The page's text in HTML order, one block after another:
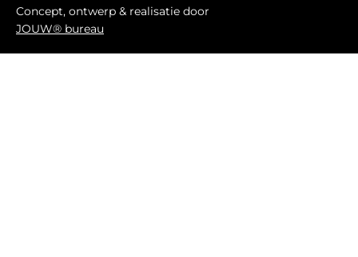
Concept, ontwerp & realisatie door
JOUW® bureau